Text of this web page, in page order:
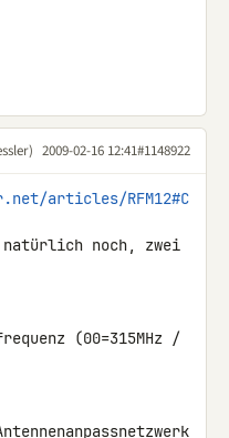
2009-02-16 12:41#1148922
articles/RFM12#C
natürlich noch, zwei
(00=315MHz /